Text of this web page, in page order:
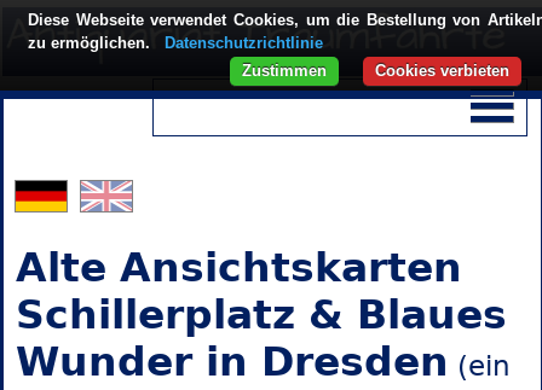
Alte Ansichtskarten
Schillerplatz & Blaues
Wunder in Dresden (ein
Diese Webseite verwendet Cookies, um die Bestellung von
zu ermöglichen.
Datenschutzrichtlinie
Cookies verbieten
Zustimmen